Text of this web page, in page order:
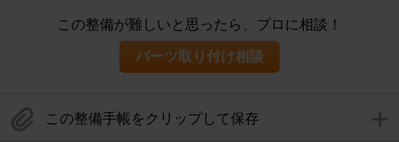
この整備が難しいと思ったら、プロに相談！
パーツ取り付け相談
この整備手帳をクリップして保存